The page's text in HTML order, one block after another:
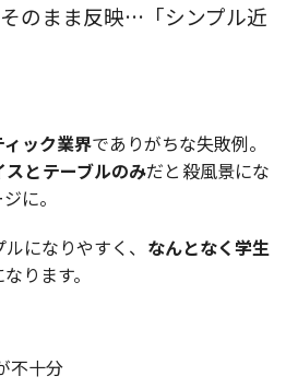
のまま反映…「シンプル近
ック業界でありがちな失敗例。
スとテーブルのみだと殺風景にな
に。
になりやすく、 なんとなく学生
なります。
不十分